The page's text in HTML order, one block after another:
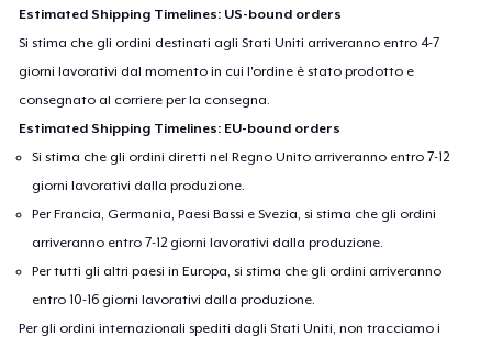
Estimated Shipping Timelines: US-bound orders
Si stima che gli ordini destinati agli Stati Uniti arriveranno entro 4-7
giorni lavorativi dal momento in cui l'ordine è stato prodotto e
consegnato al corriere per la consegna.
Estimated Shipping Timelines: EU-bound orders
Si stima che gli ordini diretti nel Regno Unito arriveranno entro 7-12
giorni lavorativi dalla produzione.
Per Francia, Germania, Paesi Bassi e Svezia, si stima che gli ordini
arriveranno entro 7-12 giorni lavorativi dalla produzione.
Per tutti gli altri paesi in Europa, si stima che gli ordini arriveranno
entro 10-16 giorni lavorativi dalla produzione.
Per gli ordini internazionali spediti dagli Stati Uniti, non tracciamo i